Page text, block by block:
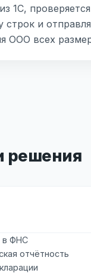
1С,
строк и
ООО всех
решения
в ФНС
отчётность